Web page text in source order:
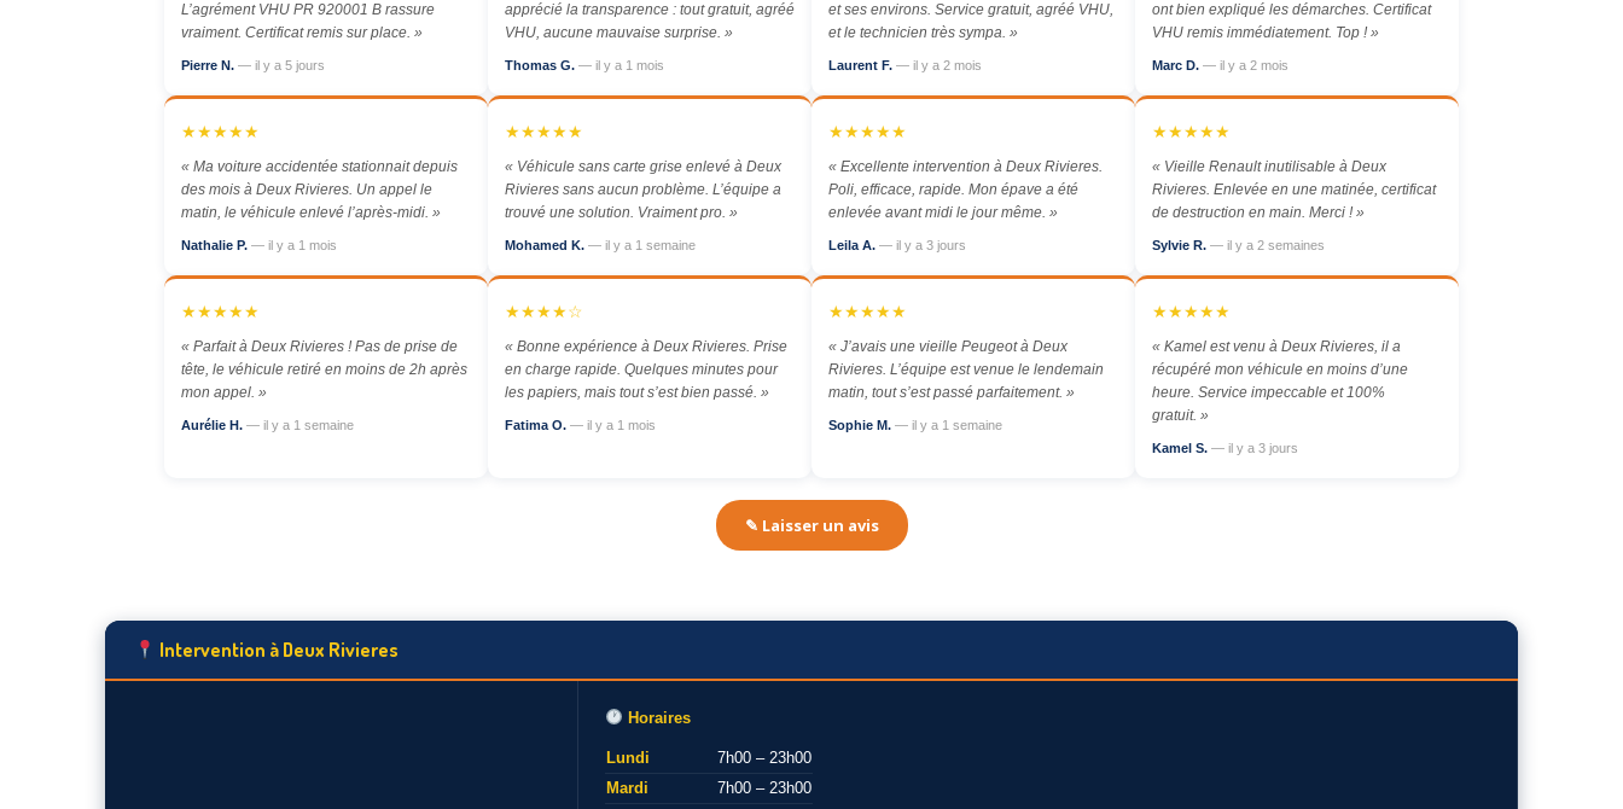
L’agrément VHU PR 920001 B rassure
vraiment. Certificat remis sur place. »
Pierre N. — il y a 5 jours
apprécié la transparence : tout gratuit, agréé
VHU, aucune mauvaise surprise. »
Thomas G. — il y a 1 mois
et ses environs. Service gratuit, agréé VHU,
et le technicien très sympa. »
Laurent F. — il y a 2 mois
ont bien expliqué les démarches. Certificat
VHU remis immédiatement. Top ! »
Marc D. — il y a 2 mois
★★★★★
« Ma voiture accidentée stationnait depuis
des mois à Deux Rivieres. Un appel le
matin, le véhicule enlevé l’après-midi. »
Nathalie P. — il y a 1 mois
★★★★★
« Véhicule sans carte grise enlevé à Deux
Rivieres sans aucun problème. L’équipe a
trouvé une solution. Vraiment pro. »
Mohamed K. — il y a 1 semaine
★★★★★
« Excellente intervention à Deux Rivieres.
Poli, efficace, rapide. Mon épave a été
enlevée avant midi le jour même. »
Leila A. — il y a 3 jours
★★★★★
« Vieille Renault inutilisable à Deux
Rivieres. Enlevée en une matinée, certificat
de destruction en main. Merci ! »
Sylvie R. — il y a 2 semaines
★★★★★
« Parfait à Deux Rivieres ! Pas de prise de
tête, le véhicule retiré en moins de 2h après
mon appel. »
Aurélie H. — il y a 1 semaine
★★★★☆
« Bonne expérience à Deux Rivieres. Prise
en charge rapide. Quelques minutes pour
les papiers, mais tout s’est bien passé. »
Fatima O. — il y a 1 mois
★★★★★
« J’avais une vieille Peugeot à Deux
Rivieres. L’équipe est venue le lendemain
matin, tout s’est passé parfaitement. »
Sophie M. — il y a 1 semaine
★★★★★
« Kamel est venu à Deux Rivieres, il a
récupéré mon véhicule en moins d’une
heure. Service impeccable et 100%
gratuit. »
Kamel S. — il y a 3 jours
✎ Laisser un avis
Intervention à Deux Rivieres
Horaires
Lundi
7h00 – 23h00
Mardi
7h00 – 23h00